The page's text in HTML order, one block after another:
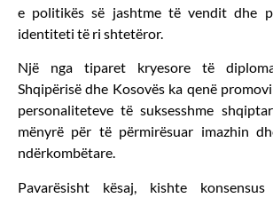
e politikës së jashtme të vendit dhe
identiteti të ri shtetëror.
Një nga tiparet kryesore të
Shqipërisë dhe Kosovës ka qenë
personaliteteve të suksesshme
mënyrë për të përmirësuar imazhin
ndërkombëtare.
Pavarësisht kësaj, kishte